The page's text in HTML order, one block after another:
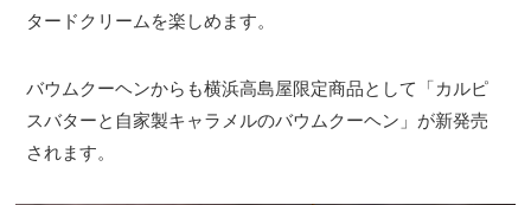
タードクリームを楽しめます。
バウムクーヘンからも横浜高島屋限定商品として「カルピ
スバターと自家製キャラメルのバウムクーヘン」が新発売
されます。